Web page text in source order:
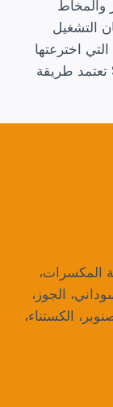
والمخاط
التشغيل
اخترعتها
وطورتها شركة Shuliy Machinery تعتمد طريقة
المكسرات،
الجوز،
الكستناء،